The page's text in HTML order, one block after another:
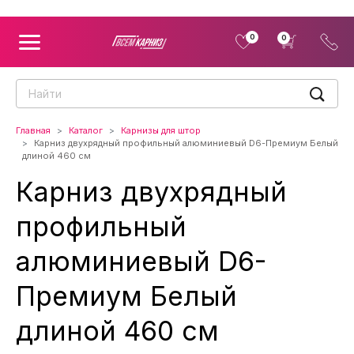
0 0
Главная Каталог
Карнизы для штор
Карниз двухрядный профильный алюминиевый D6-Премиум Белый
длиной 460 см
Карниз двухрядный
профильный
алюминиевый D6-
Премиум Белый
длиной 460 см